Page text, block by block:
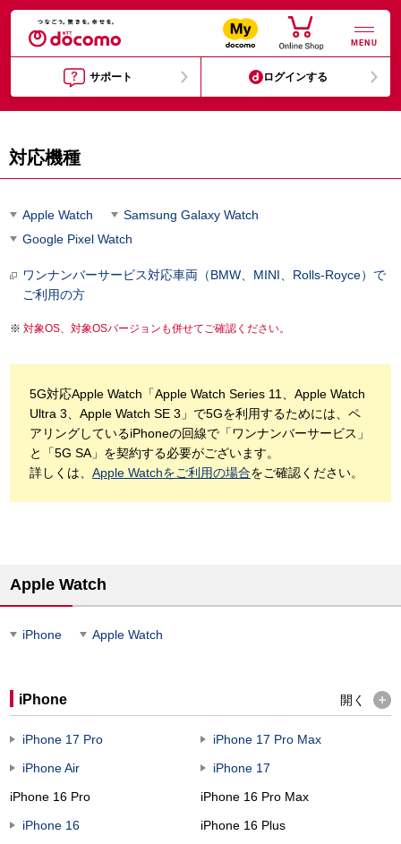
MENU
サポート ログインする
対応機種
Apple Watch
Samsung Galaxy Watch
Google Pixel Watch
ワンナンバーサービス対応車両（BMW、MINI、Rolls-Royce）で
ご利用の方
対象OS、対象OSバージョンも併せてご確認ください。
5G対応Apple Watch「Apple Watch Series 11、Apple Watch
Ultra 3、Apple Watch SE 3」で5Gを利用するためには、ペ
アリングしているiPhoneの回線で「ワンナンバーサービス」
と「5G SA」を契約する必要がございます。
詳しくは、 Apple Watchをご利用の場合をご確認ください。
Apple Watch
iPhone Apple Watch
iPhone 開く
iPhone 17 Pro
iPhone 17 Pro Max
iPhone Air
iPhone 17
iPhone 16 Pro
iPhone 16 Pro Max
iPhone 16
iPhone 16 Plus